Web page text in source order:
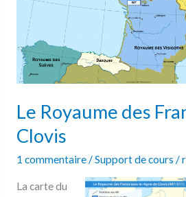
Le Royaume des
Clovis
1 commentaire /Support de cours /
La carte du